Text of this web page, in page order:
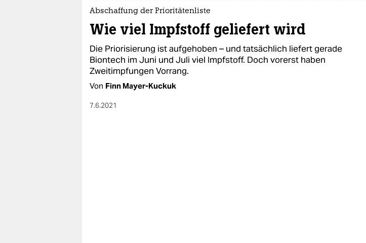
Abschaffung der Prioritätenliste
Wie viel Impfstoff geliefert wird
Die Priorisierung ist aufgehoben – und tatsächlich liefert gerade
Biontech im Juni und Juli viel Impfstoff. Doch vorerst haben
Zweitimpfungen Vorrang.
Von Finn Mayer-Kuckuk
7.6.2021